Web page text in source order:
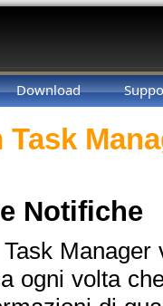
Download
Task
Notifiche
Task
ogni volta